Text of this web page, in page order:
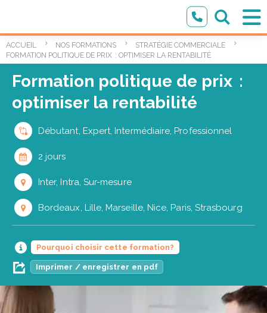
ACCUEIL NOS FORMATIONS
STRATÉGIE COMMERCIALE
FORMATION POLITIQUE DE PRIX : OPTIMISER LA RENTABILITÉ
Formation politique de prix :
optimiser la rentabilité
Débutant, Expert, Intermédiaire, Professionnel
2 jours
Inter, Intra, Sur-mesure
Bordeaux, Lille, Marseille, Nice, Paris, Strasbourg
Pourquoi choisir cette formation?
Imprimer / enregistrer en pdf